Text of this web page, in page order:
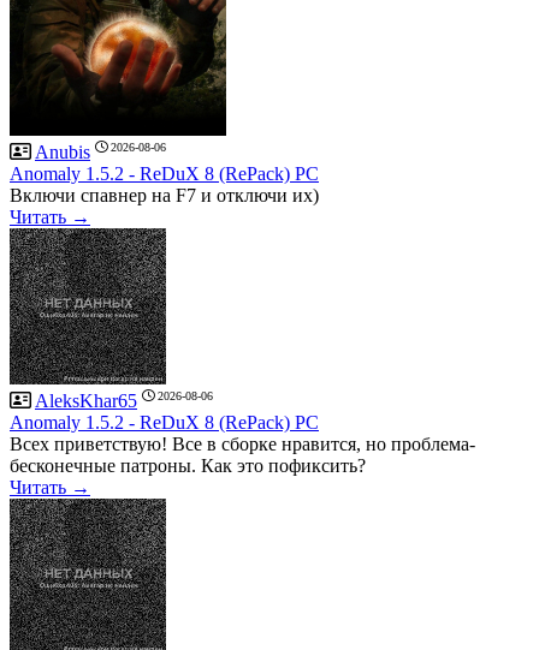
Anubis 2026-08-06
Anomaly 1.5.2 - ReDuX 8 (RePack) PC
Включи спавнер на F7 и отключи их)
Читать →
AleksKhar65 2026-08-06
Anomaly 1.5.2 - ReDuX 8 (RePack) PC
Всех приветствую! Все в сборке нравится, но проблема-
бесконечные патроны. Как это пофиксить?
Читать →